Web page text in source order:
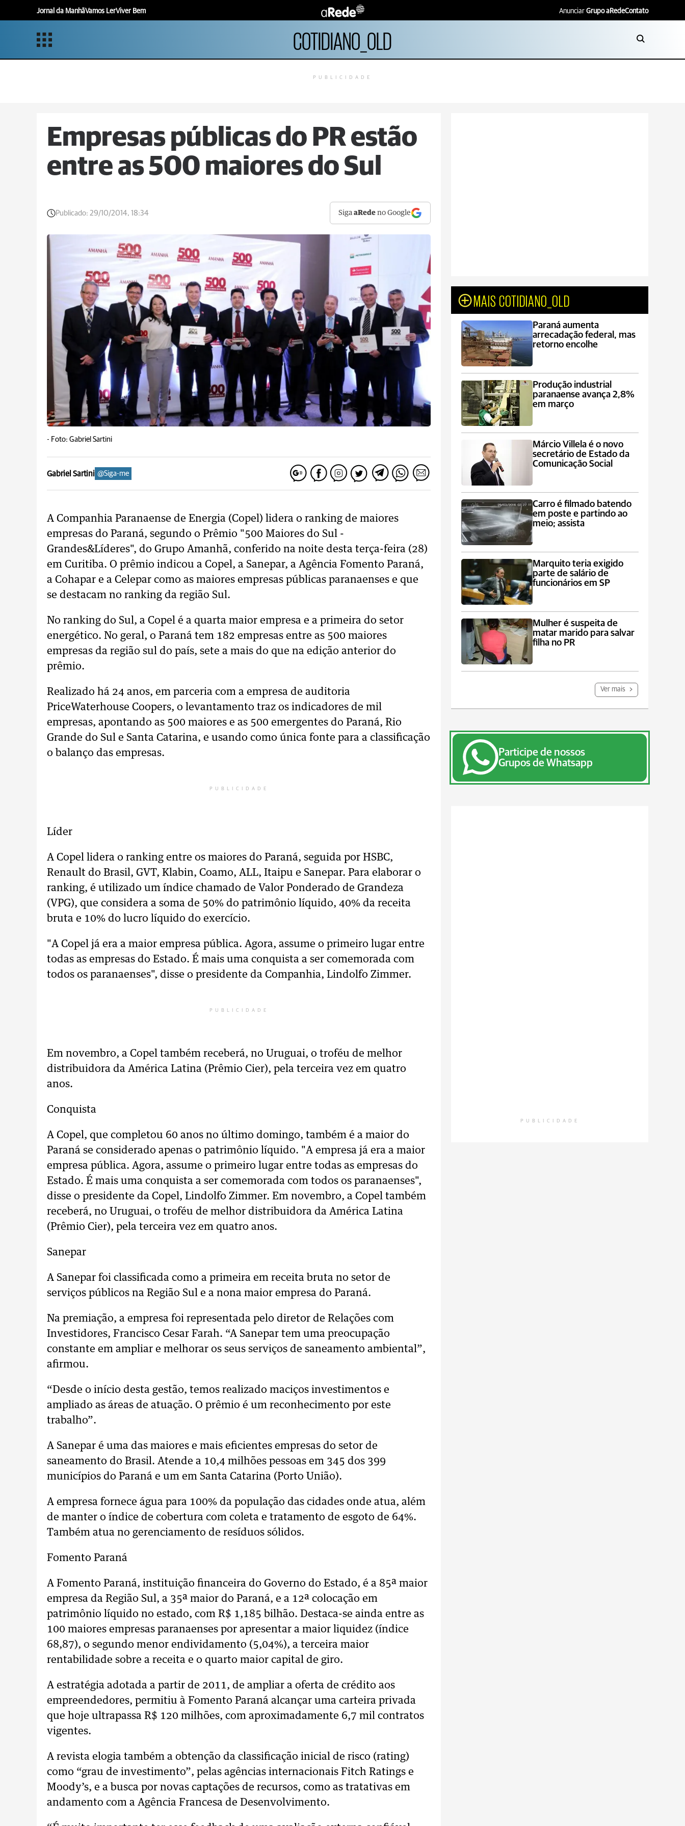
Jornal da ManhãVamos LerViver Bem Anunciar Grupo aRedeContato
COTIDIANO_OLD
PUBLICIDADE
Empresas públicas do PR estão
entre as 500 maiores do Sul
Publicado: 29/10/2014, 18:34 SigaaRede no Google
- Foto: Gabriel Sartini
Gabriel Sartini @Siga-me
A Companhia Paranaense de Energia (Copel) lidera o ranking de maiores
empresas do Paraná, segundo o Prêmio "500 Maiores do Sul -
Grandes&Líderes", do Grupo Amanhã, conferido na noite desta terça-feira (28)
em Curitiba. O prêmio indicou a Copel, a Sanepar, a Agência Fomento Paraná,
a Cohapar e a Celepar como as maiores empresas públicas paranaenses e que
se destacam no ranking da região Sul.
No ranking do Sul, a Copel é a quarta maior empresa e a primeira do setor
energético. No geral, o Paraná tem 182 empresas entre as 500 maiores
empresas da região sul do país, sete a mais do que na edição anterior do
prêmio.
Realizado há 24 anos, em parceria com a empresa de auditoria
PriceWaterhouse Coopers, o levantamento traz os indicadores de mil
empresas, apontando as 500 maiores e as 500 emergentes do Paraná, Rio
Grande do Sul e Santa Catarina, e usando como única fonte para a classificação
o balanço das empresas.
PUBLICIDADE
Líder
A Copel lidera o ranking entre os maiores do Paraná, seguida por HSBC,
Renault do Brasil, GVT, Klabin, Coamo, ALL, Itaipu e Sanepar. Para elaborar o
ranking, é utilizado um índice chamado de Valor Ponderado de Grandeza
(VPG), que considera a soma de 50% do patrimônio líquido, 40% da receita
bruta e 10% do lucro líquido do exercício.
"A Copel já era a maior empresa pública. Agora, assume o primeiro lugar entre
todas as empresas do Estado. É mais uma conquista a ser comemorada com
todos os paranaenses", disse o presidente da Companhia, Lindolfo Zimmer.
PUBLICIDADE
Em novembro, a Copel também receberá, no Uruguai, o troféu de melhor
distribuidora da América Latina (Prêmio Cier), pela terceira vez em quatro
anos.
Conquista
A Copel, que completou 60 anos no último domingo, também é a maior do
Paraná se considerado apenas o patrimônio líquido. "A empresa já era a maior
empresa pública. Agora, assume o primeiro lugar entre todas as empresas do
Estado. É mais uma conquista a ser comemorada com todos os paranaenses",
disse o presidente da Copel, Lindolfo Zimmer. Em novembro, a Copel também
receberá, no Uruguai, o troféu de melhor distribuidora da América Latina
(Prêmio Cier), pela terceira vez em quatro anos.
Sanepar
A Sanepar foi classificada como a primeira em receita bruta no setor de
serviços públicos na Região Sul e a nona maior empresa do Paraná.
Na premiação, a empresa foi representada pelo diretor de Relações com
Investidores, Francisco Cesar Farah. “A Sanepar tem uma preocupação
constante em ampliar e melhorar os seus serviços de saneamento ambiental”,
afirmou.
“Desde o início desta gestão, temos realizado maciços investimentos e
ampliado as áreas de atuação. O prêmio é um reconhecimento por este
trabalho”.
A Sanepar é uma das maiores e mais eficientes empresas do setor de
saneamento do Brasil. Atende a 10,4 milhões pessoas em 345 dos 399
municípios do Paraná e um em Santa Catarina (Porto União).
A empresa fornece água para 100% da população das cidades onde atua, além
de manter o índice de cobertura com coleta e tratamento de esgoto de 64%.
Também atua no gerenciamento de resíduos sólidos.
Fomento Paraná
A Fomento Paraná, instituição financeira do Governo do Estado, é a 85ª maior
empresa da Região Sul, a 35ª maior do Paraná, e a 12ª colocação em
patrimônio líquido no estado, com R$ 1,185 bilhão. Destaca-se ainda entre as
100 maiores empresas paranaenses por apresentar a maior liquidez (índice
68,87), o segundo menor endividamento (5,04%), a terceira maior
rentabilidade sobre a receita e o quarto maior capital de giro.
A estratégia adotada a partir de 2011, de ampliar a oferta de crédito aos
empreendedores, permitiu à Fomento Paraná alcançar uma carteira privada
que hoje ultrapassa R$ 120 milhões, com aproximadamente 6,7 mil contratos
vigentes.
A revista elogia também a obtenção da classificação inicial de risco (rating)
como “grau de investimento”, pelas agências internacionais Fitch Ratings e
Moody’s, e a busca por novas captações de recursos, como as tratativas em
andamento com a Agência Francesa de Desenvolvimento.
MAIS COTIDIANO_OLD
Paraná aumenta
arrecadação federal, mas
retorno encolhe
Produção industrial
paranaense avança 2,8%
em março
Márcio Villela é o novo
secretário de Estado da
Comunicação Social
Carro é filmado batendo
em poste e partindo ao
meio; assista
Marquito teria exigido
parte de salário de
funcionários em SP
Mulher é suspeita de
matar marido para salvar
filha no PR
Ver mais
Participe de nossos
Grupos de Whatsapp
PUBLICIDADE